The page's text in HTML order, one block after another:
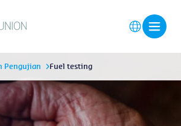
Pengujian Fuel testing